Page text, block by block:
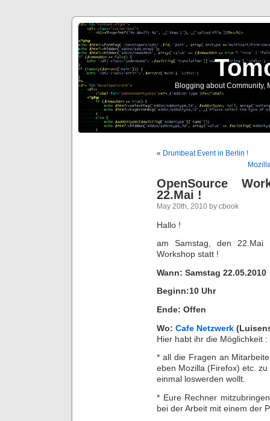
Blogging about Community,
« Drumbeat Event in Berlin !
OpenSource
22.Mai !
May 20th, 2010 by cbook
Hallo !
am Samstag, den 22.Mai
Workshop statt !
Wann: Samstag 22.05.2010
Beginn:10 Uhr
Ende: Offen
Wo: Cafe Netzwerk
Hier habt ihr die Möglichkeit :
* all die Fragen an
eben Mozilla (Firefox) etc.
einmal loswerden wollt.
* Eure Rechner
bei der Arbeit mit einem der